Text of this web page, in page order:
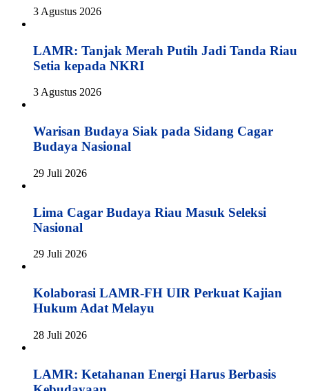
3 Agustus 2026
LAMR: Tanjak Merah Putih Jadi Tanda Riau
Setia kepada NKRI
3 Agustus 2026
Warisan Budaya Siak pada Sidang Cagar
Budaya Nasional
29 Juli 2026
Lima Cagar Budaya Riau Masuk Seleksi
Nasional
29 Juli 2026
Kolaborasi LAMR-FH UIR Perkuat Kajian
Hukum Adat Melayu
28 Juli 2026
LAMR: Ketahanan Energi Harus Berbasis